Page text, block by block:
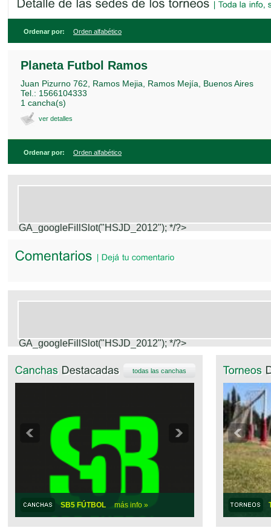
Ordenar por: Orden alfabético
Planeta Futbol Ramos
Juan Pizurno 762, Ramos Mejia, Ramos Mejía, Buenos Aires
Tel.: 1566104333
1 cancha(s)
ver detalles
Ordenar por: Orden alfabético
GA_googleFillSlot("HSJD_2012"); */?>
GA_googleFillSlot("HSJD_2012"); */?>
todas las canchas
SB5 FÚTBOL más info »